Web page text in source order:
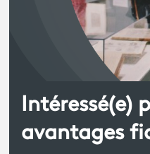
Intéressé(e)
avantages